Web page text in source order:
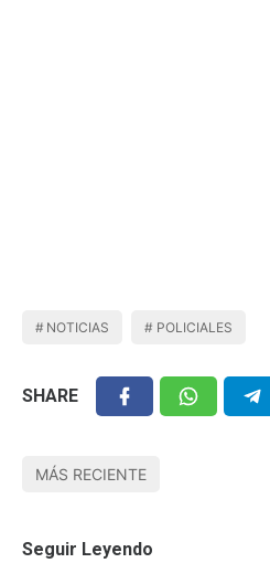
NOTICIAS POLICIALES
SHARE
MÁS RECIENTE
Seguir Leyendo